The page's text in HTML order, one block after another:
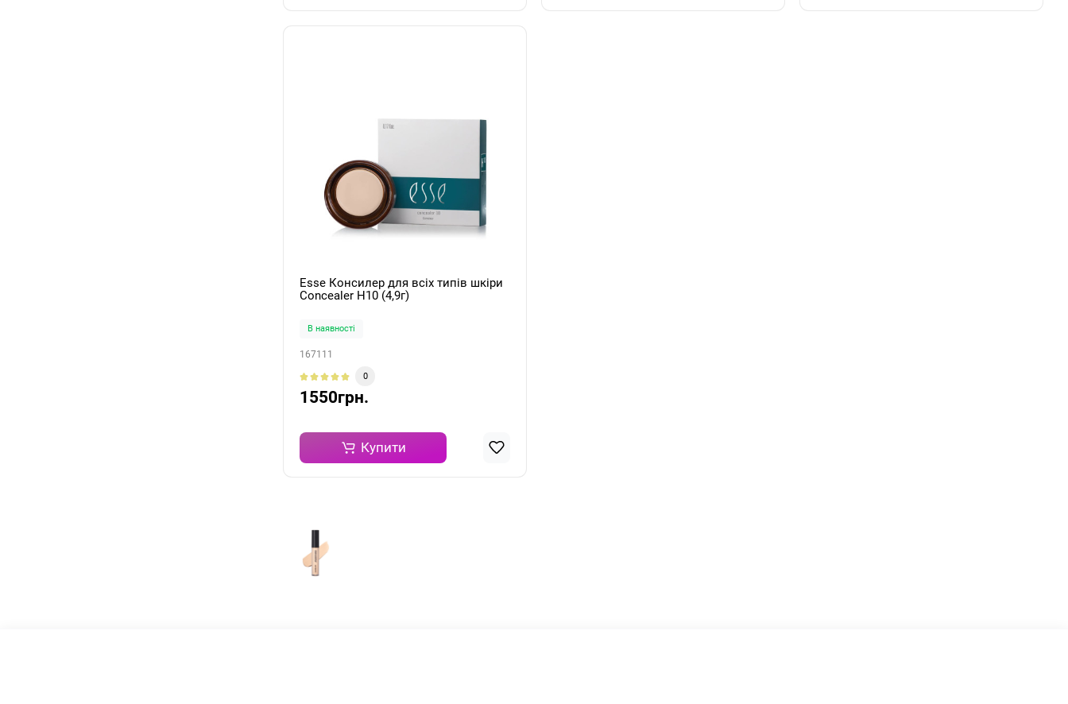
Esse Консилер для всіх типів шкіри
Concealer H10 (4,9г)
В наявності
167111
0
1550грн.
Купити